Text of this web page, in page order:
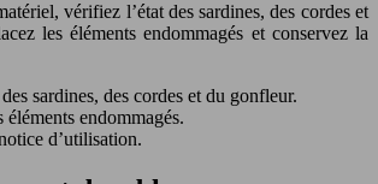
vérifiez l’état des sardines, des cordes et
les éléments endommagés et conservez la
sardines, des cordes et du gonfleur.
éléments endommagés.
d’utilisation.